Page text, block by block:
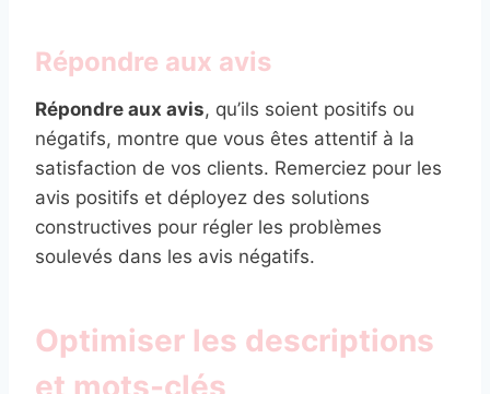
Répondre aux avis
Répondre aux avis, qu’ils soient positifs ou
négatifs, montre que vous êtes attentif à la
satisfaction de vos clients. Remerciez pour les
avis positifs et déployez des solutions
constructives pour régler les problèmes
soulevés dans les avis négatifs.
Optimiser les descriptions
et mots-clés